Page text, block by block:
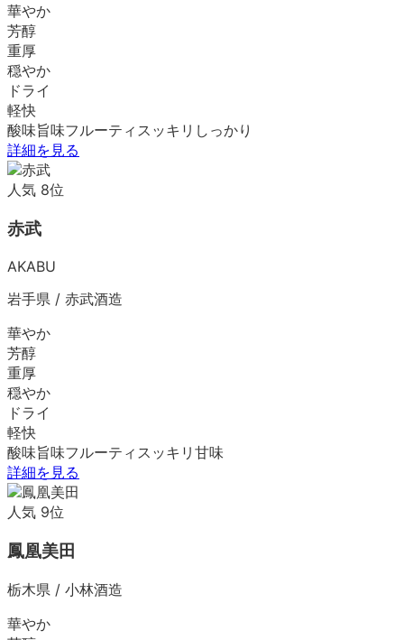
華やか
芳醇
重厚
穏やか
ドライ
軽快
酸味旨味フルーティ スッキリ しっかり
詳細を見る
人気 8位
赤武
AKABU
岩手県 / 赤武酒造
華やか
芳醇
重厚
穏やか
ドライ
軽快
酸味旨味フルーティ スッキリ 甘味
詳細を見る
人気 9位
鳳凰美田
栃木県 / 小林酒造
華やか